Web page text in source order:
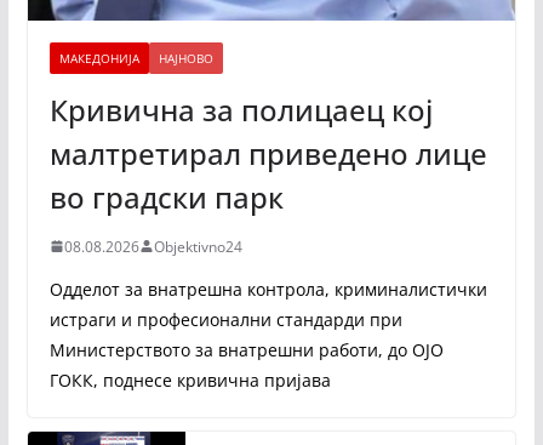
МАКЕДОНИЈА НАЈНОВО
Кривична за полицаец кој
малтретирал приведено лице
во градски парк
08.08.2026 Objektivno24
Одделот за внатрешна контрола, криминалистички
истраги и професионални стандарди при
Министерството за внатрешни работи, до ОЈО
ГОКК, поднесе кривична пријава